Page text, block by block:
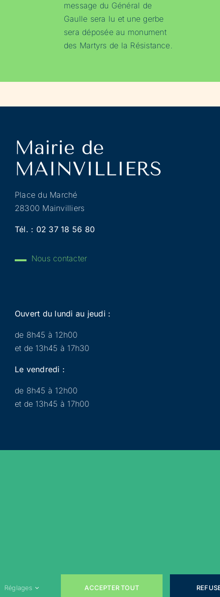
message du Général de
Gaulle sera lu et une gerbe
sera déposée au monument
des Martyrs de la Résistance.
Place du Marché
28300 Mainvilliers
Tél. : 02 37 18 56 80
Nous contacter
Ouvert du lundi au jeudi :
de 8h45 à 12h00
et de 13h45 à 17h30
Le vendredi :
de 8h45 à 12h00
et de 13h45 à 17h00
Réglages ACCEPTER TOUT